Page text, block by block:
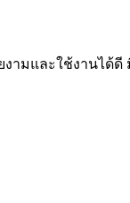
ามและใช้งานได้